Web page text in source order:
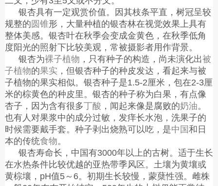
银杏具有一定观赏价值。因其枝条平直，树冠呈较
规整的圆锥形，大量种植的银杏林在视觉效果上具有
整体美感。银杏叶在秋季会变成金黄色，在秋季低角
度阳光的照射下比较美观，常被摄影者用作背景。
银杏为裸子植物 ，只有种子的构造，尚未演化出被
子植物的果实 ，但银杏种子的种皮发达，看起来与被
子植物的果实相似。银杏种子是1.5-2厘米，包在2-3厘
米的棕黄色的种皮里。银杏的种子称为白果，有点像
杏子，因为含有很多丁酸 ，闻起来像是腐败的奶油。
也有人对果浆中的成分过敏，发痒长水泡，洗果子的
时候需要戴手套。种子剥出烧熟可以吃，是中国和日
本的传统食物。
银杏寿命长，中国有3000年以上的古树。适于生长
在水热条件比较优越的亚热带季风区。土壤为黄壤或
黄棕壤，pH值5～6。初期生长较慢，蒙蘖性强。雌株